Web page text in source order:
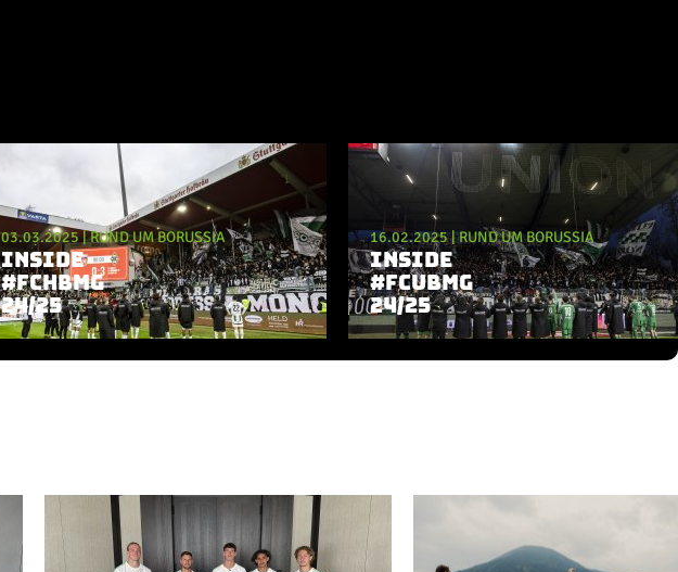
03.03.2025|RUND UM BORUSSIA
INSIDE
#FCHBMG
24/25
16.02.2025|RUND UM BORUSSIA
INSIDE
#FCUBMG
24/25